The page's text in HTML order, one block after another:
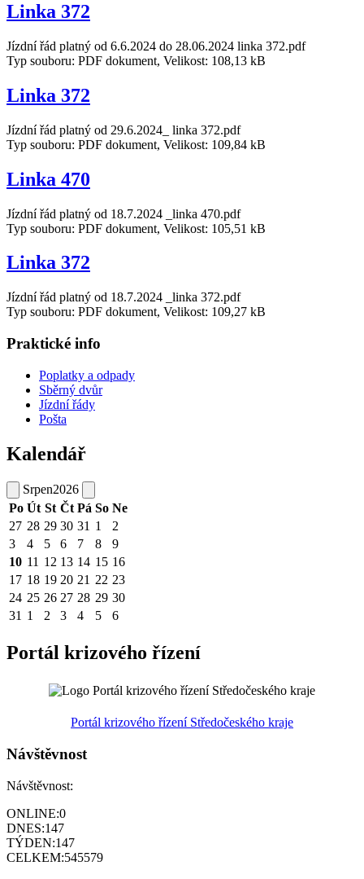
Linka 372
Jízdní řád platný od 6.6.2024 do 28.06.2024 linka 372.pdf
Typ souboru: PDF dokument, Velikost: 108,13 kB
Linka 372
Jízdní řád platný od 29.6.2024_ linka 372.pdf
Typ souboru: PDF dokument, Velikost: 109,84 kB
Linka 470
Jízdní řád platný od 18.7.2024 _linka 470.pdf
Typ souboru: PDF dokument, Velikost: 105,51 kB
Linka 372
Jízdní řád platný od 18.7.2024 _linka 372.pdf
Typ souboru: PDF dokument, Velikost: 109,27 kB
Praktické info
Poplatky a odpady
Sběrný dvůr
Jízdní řády
Pošta
Kalendář
Srpen2026
Po Út St Čt Pá So Ne
27 28 29 30 31 1
2
3
4 5 6 7 8
9
10 11 12 13 14 15 16
17 18 19 20 21 22 23
24 25 26 27 28 29 30
31 1 2 3 4 5 6
Portál krizového řízení
Portál krizového řízení Středočeského kraje
Návštěvnost
Návštěvnost:
ONLINE:0
DNES:147
TÝDEN:147
CELKEM:545579